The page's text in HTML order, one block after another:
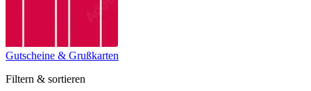
Gutscheine & Grußkarten
Filtern & sortieren